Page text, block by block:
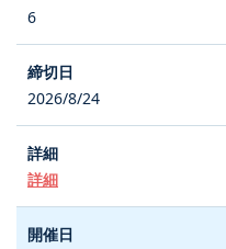
6
2026/8/24
詳細